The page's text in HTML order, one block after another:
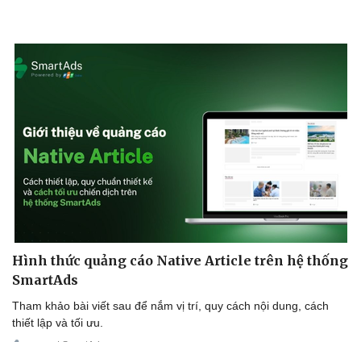
Du lịch
Tư vấn
Podcast
Kể chuyện cho bé
Hạt giống tâm hồn
Hình thức quảng cáo Native Article trên hệ thống
SmartAds
Tham khảo bài viết sau để nắm vị trí, quy cách nội dung, cách
thiết lập và tối ưu.